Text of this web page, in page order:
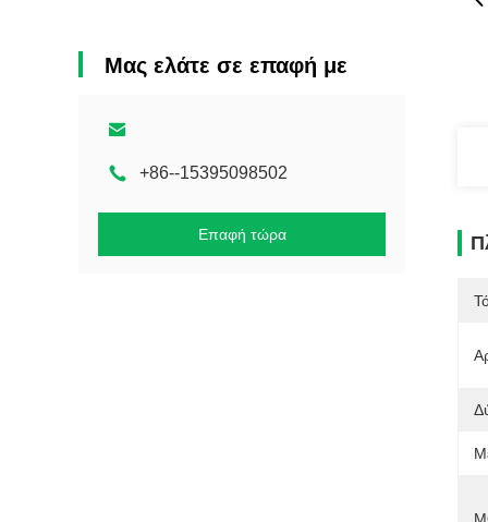
Μας ελάτε σε επαφή με
+86--15395098502
Επαφή τώρα